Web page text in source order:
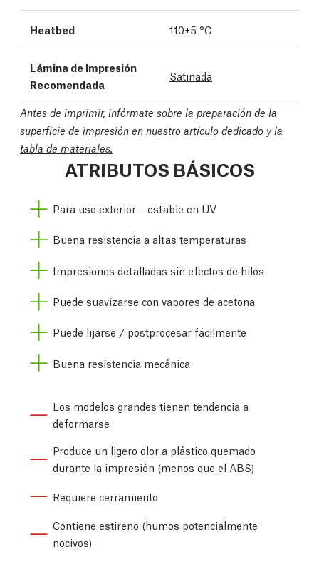
Heatbed 110±5 °C
Lámina de Impresión
Recomendada
Satinada
Antes de imprimir, infórmate sobre la preparación de la
superficie de impresión en nuestro artículo dedicado y la
tabla de materiales.
ATRIBUTOS BÁSICOS
Para uso exterior – estable en UV
Buena resistencia a altas temperaturas
Impresiones detalladas sin efectos de hilos
Puede suavizarse con vapores de acetona
Puede lijarse / postprocesar fácilmente
Buena resistencia mecánica
Los modelos grandes tienen tendencia a
deformarse
Produce un ligero olor a plástico quemado
durante la impresión (menos que el ABS)
Requiere cerramiento
Contiene estireno (humos potencialmente
nocivos)